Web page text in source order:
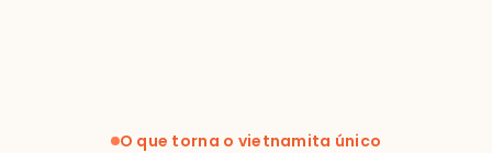
O que torna o vietnamita único